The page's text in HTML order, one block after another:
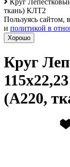
Круг
ткань) КЛТ2
Пользуясь сайтом,
и политикой в
Хорошо
Круг
(А220,